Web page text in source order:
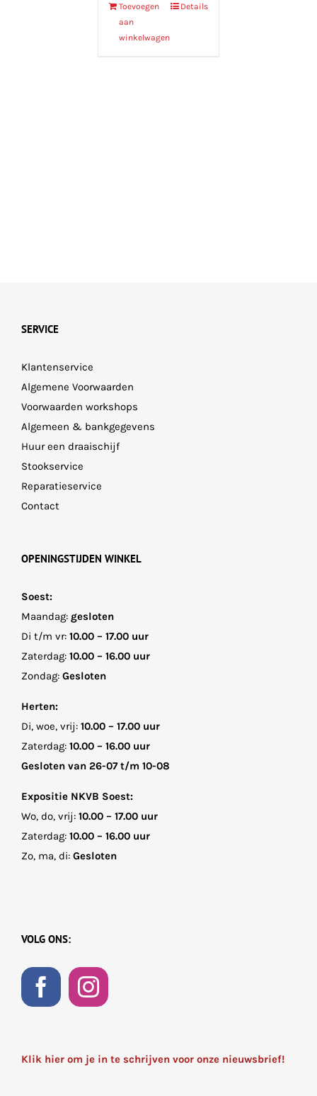
Toevoegen
aan
winkelwagen
Details
SERVICE
Klantenservice
Algemene Voorwaarden
Voorwaarden workshops
Algemeen & bankgegevens
Huur een draaischijf
Stookservice
Reparatieservice
Contact
OPENINGSTIJDEN WINKEL
Soest:
Maandag: gesloten
Di t/m vr: 10.00 – 17.00 uur
Zaterdag: 10.00 – 16.00 uur
Zondag: Gesloten
Herten:
Di, woe, vrij: 10.00 – 17.00 uur
Zaterdag: 10.00 – 16.00 uur
Gesloten van 26-07 t/m 10-08
Expositie NKVB Soest:
Wo, do, vrij: 10.00 – 17.00 uur
Zaterdag: 10.00 – 16.00 uur
Zo, ma, di: Gesloten
VOLG ONS:
Klik hier om je in te schrijven voor onze nieuwsbrief!